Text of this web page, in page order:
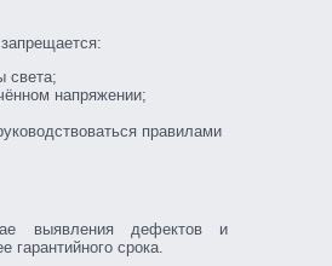
света;
напряжении;
правилами
выявления дефектов и
срока.